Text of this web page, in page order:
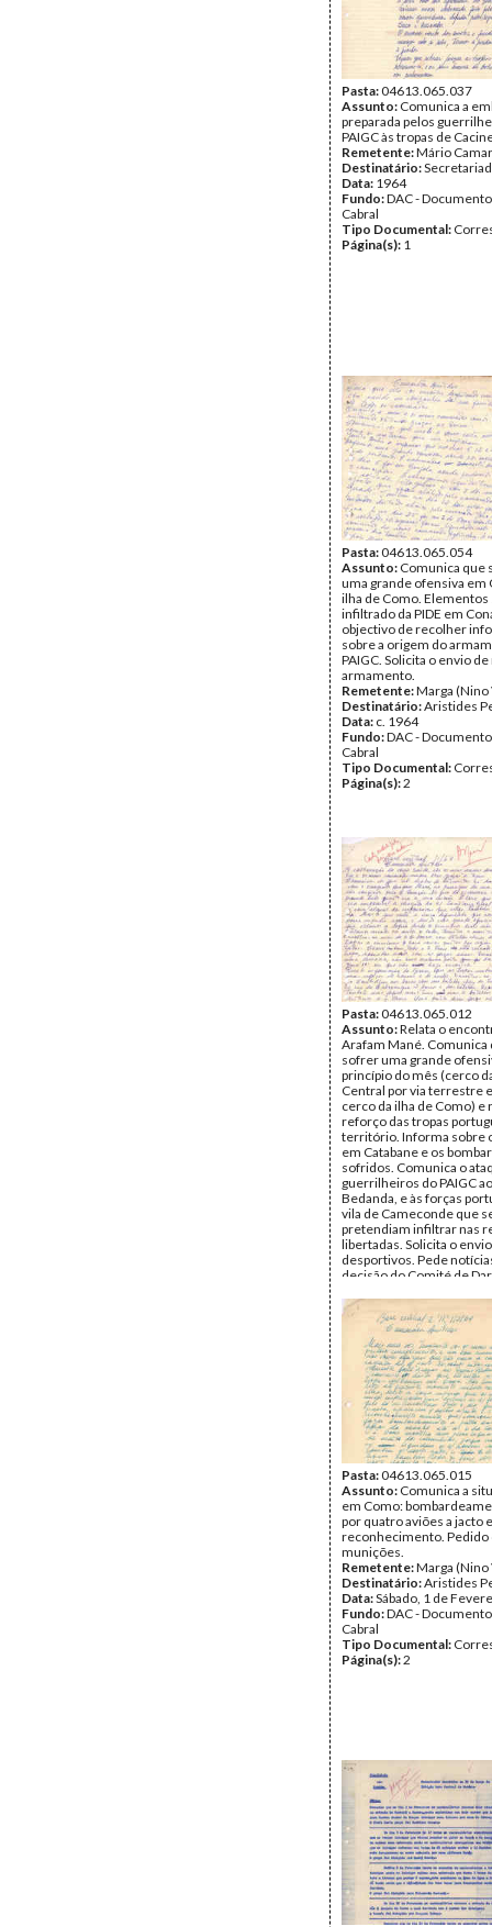
Pasta:04613.065.037
Assunto: Comunica a
preparada pelos
PAIGC às tropas de
Remetente:Mário
Destinatário:
Data: 1964
Fundo:DAC -
Cabral
Tipo Documental:
Página(s): 1
Pasta:04613.065.054
Assunto: Comunica que
uma grande ofensiva em
ilha de Como.
infiltrado da PIDE em
objectivo de recolher
sobre a origem do
PAIGC. Solicita o envio
armamento.
Remetente:Marga (Nino
Destinatário:Aristides
Data: c. 1964
Fundo:DAC -
Cabral
Tipo Documental:
Página(s):2
Pasta:04613.065.012
Assunto:Relata o
Arafam Mané. Comunica
sofrer uma grande
princípio do mês (cerco
Central por via terrestre
cerco da ilha de Como) e
reforço das tropas
território. Informa sobre
em Catabane e os
sofridos. Comunica o
guerrilheiros do PAIGC
Bedanda, e às forças
vila de Cameconde que
pretendiam infiltrar nas
libertadas. Solicita o
desportivos. Pede
decisão do Comité de
ataque ao quartel de
barco no rio de Catchil.
o problema do controlo
qual está ser posto em
forças portuguesas,
envio de carabinas para
dos rios. Guerra na ilha
Remetente:Nino Vieira
Destinatário:Aristides
Data:Janeiro de 1964
Fundo:DAC -
Cabral
Tipo Documental:
Página(s):4
Pasta:04613.065.015
Assunto: Comunica a
em Como:
por quatro aviões a jacto
reconhecimento. Pedido
munições.
Remetente:Marga (Nino
Destinatário:Aristides
Data:Sábado, 1 de
Fundo:DAC -
Cabral
Tipo Documental:
Página(s):2